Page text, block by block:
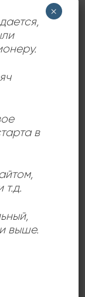
в
т.д.
,
выше.
×